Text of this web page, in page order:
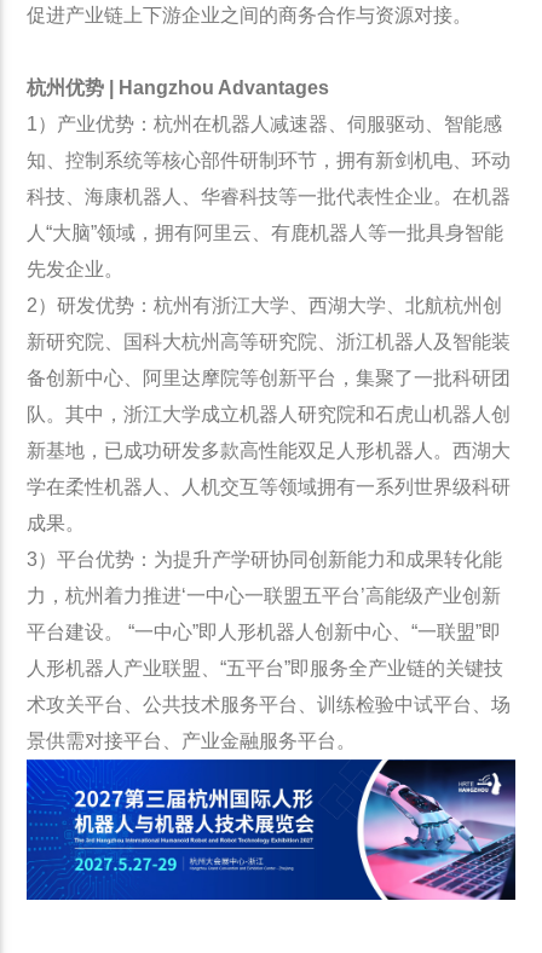
促进产业链上下游企业之间的商务合作与资源对接。
杭州优势 | Hangzhou Advantages
1）产业优势：杭州在机器人减速器、伺服驱动、智能感
知、控制系统等核心部件研制环节，拥有新剑机电、环动
科技、海康机器人、华睿科技等一批代表性企业。在机器
人“大脑”领域，拥有阿里云、有鹿机器人等一批具身智能
先发企业。
2）研发优势：杭州有浙江大学、西湖大学、北航杭州创
新研究院、国科大杭州高等研究院、浙江机器人及智能装
备创新中心、阿里达摩院等创新平台，集聚了一批科研团
队。其中，浙江大学成立机器人研究院和石虎山机器人创
新基地，已成功研发多款高性能双足人形机器人。西湖大
学在柔性机器人、人机交互等领域拥有一系列世界级科研
成果。
3）平台优势：为提升产学研协同创新能力和成果转化能
力，杭州着力推进‘一中心一联盟五平台’高能级产业创新
平台建设。 “一中心”即人形机器人创新中心、“一联盟”即
人形机器人产业联盟、“五平台”即服务全产业链的关键技
术攻关平台、公共技术服务平台、训练检验中试平台、场
景供需对接平台、产业金融服务平台。